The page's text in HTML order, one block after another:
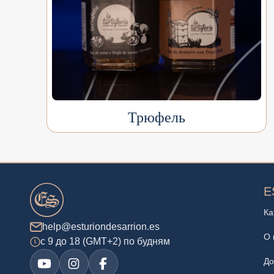
Трюфель
help@esturiondesarrion.es
с 9 до 18 (GMT+2) по будням
О